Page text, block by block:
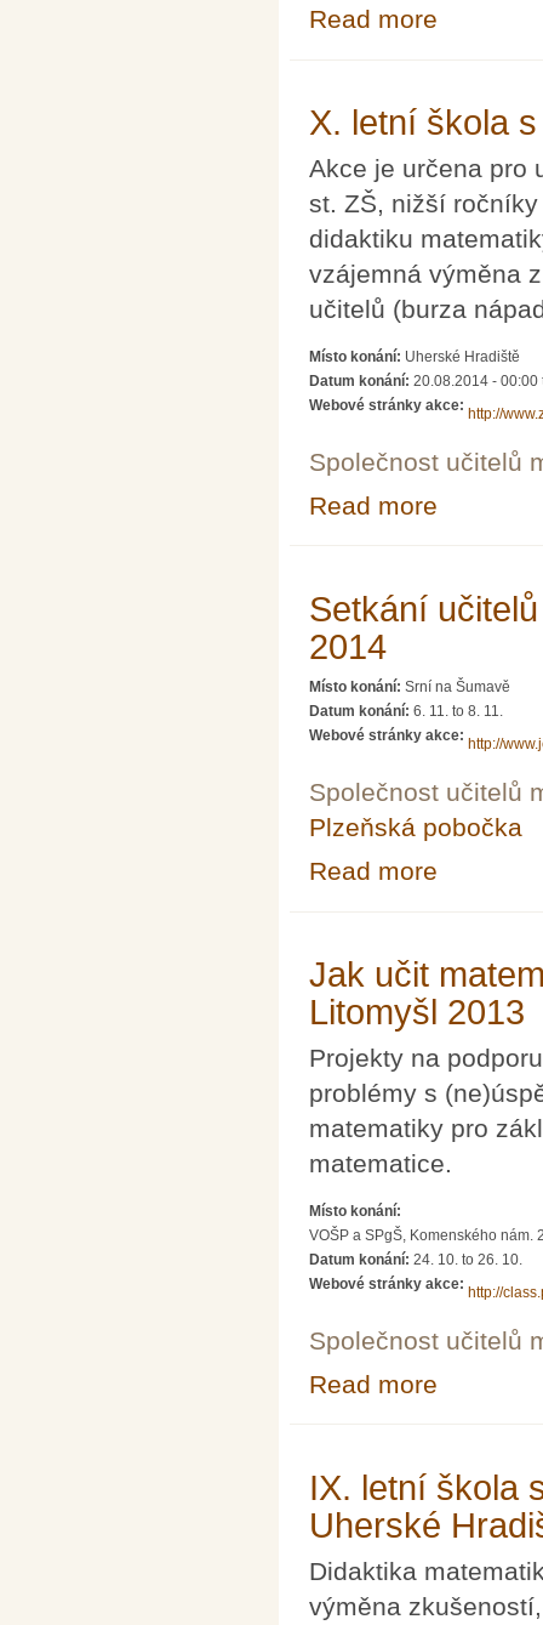
Read more
X. letní škola
Akce je určena pro
st. ZŠ, nižší
didaktiku
vzájemná výměna
učitelů (burza
Místo konání: Uherské Hradiště
Datum konání: 20.08.2014 - 00:00
Webové stránky akce:
http://
Společnost učitelů
Read more
Setkání
2014
Místo konání: Srní na Šumavě
Datum konání: 6. 11. to 8. 11.
Webové stránky akce:
http://
Společnost učitelů
Plzeňská pobočka
Read more
Jak učit
Litomyšl 2013
Projekty na
problémy s
matematiky pro
matematice.
Místo konání:
VOŠP a SPgŠ, Komenského nám.
Datum konání: 24. 10. to 26. 10.
Webové stránky akce:
http://
Společnost učitelů
Read more
IX. letní škola
Uherské
Didaktika
výměna